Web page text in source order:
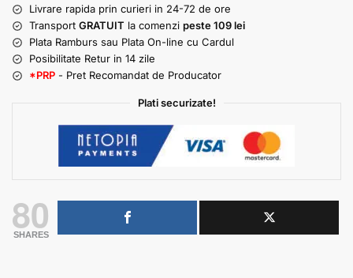
Livrare rapida prin curieri in 24-72 de ore
Transport GRATUIT la comenzi peste 109 lei
Plata Ramburs sau Plata On-line cu Cardul
Posibilitate Retur in 14 zile
*PRP - Pret Recomandat de Producator
Plati securizate!
80
SHARES